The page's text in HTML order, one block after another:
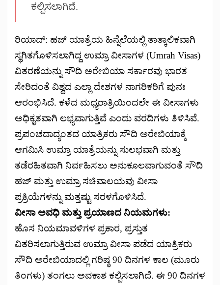
ಕಲ್ಪಿಸಲಾಗಿದೆ.
ರಿಯಾದ್: ಹಜ್‌ ಯಾತ್ರೆಯ ಹಿನ್ನೆಲೆಯಲ್ಲಿ ತಾತ್ಕಾಲಿಕವಾಗಿ
ಸ್ಥಗಿತಗೊಳಿಸಲಾಗಿದ್ದ ಉಮ್ರಾ ವೀಸಾಗಳ (Umrah Visas)
ವಿತರಣೆಯನ್ನು ಸೌದಿ ಅರೇಬಿಯಾ ಸರ್ಕಾರವು ಭಾರತ
ಸೇರಿದಂತೆ ವಿಶ್ವದ ಎಲ್ಲಾ ದೇಶಗಳ ನಾಗರಿಕರಿಗೆ ಪುನಃ
ಆರಂಭಿಸಿದೆ. ಕಳೆದ ಮಧ್ಯರಾತ್ರಿಯಿಂದಲೇ ಈ ವೀಸಾಗಳು
ಅಧಿಕೃತವಾಗಿ ಲಭ್ಯವಾಗುತ್ತಿವೆ ಎಂದು ವರದಿಗಳು ತಿಳಿಸಿವೆ.
ಪ್ರಪಂಚದಾದ್ಯಂತದ ಯಾತ್ರಿಕರು ಸೌದಿ ಅರೇಬಿಯಾಕ್ಕೆ
ಆಗಮಿಸಿ ಉಮ್ರಾ ಯಾತ್ರೆಯನ್ನು ಸುಲಭವಾಗಿ ಮತ್ತು
ತಡೆರಹಿತವಾಗಿ ನಿರ್ವಹಿಸಲು ಅನುಕೂಲವಾಗುವಂತೆ ಸೌದಿ
ಹಜ್ ಮತ್ತು ಉಮ್ರಾ ಸಚಿವಾಲಯವು ವೀಸಾ
ಪ್ರಕ್ರಿಯೆಗಳನ್ನು ಮತ್ತಷ್ಟು ಸರಳಗೊಳಿಸಿದೆ.
ವೀಸಾ ಅವಧಿ ಮತ್ತು ಪ್ರಯಾಣದ ನಿಯಮಗಳು:
ಹೊಸ ನಿಯಮಾವಳಿಗಳ ಪ್ರಕಾರ, ಪ್ರಸ್ತುತ
ವಿತರಿಸಲಾಗುತ್ತಿರುವ ಉಮ್ರಾ ವೀಸಾ ಪಡೆದ ಯಾತ್ರಿಕರು
ಸೌದಿ ಅರೇಬಿಯಾದಲ್ಲಿ ಗರಿಷ್ಠ 90 ದಿನಗಳ ಕಾಲ (ಮೂರು
ತಿಂಗಳು) ತಂಗಲು ಅವಕಾಶ ಕಲ್ಪಿಸಲಾಗಿದೆ. ಈ 90 ದಿನಗಳ